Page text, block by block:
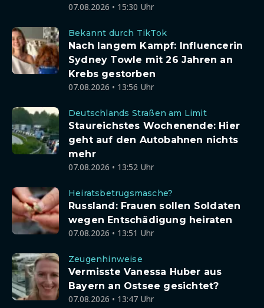
07.08.2026 • 15:30 Uhr
Bekannt durch TikTok
Nach langem Kampf: Influencerin
Sydney Towle mit 26 Jahren an
Krebs gestorben
07.08.2026 • 13:56 Uhr
Deutschlands Straßen am Limit
Staureichstes Wochenende: Hier
geht auf den Autobahnen nichts
mehr
07.08.2026 • 13:52 Uhr
Heiratsbetrugsmasche?
Russland: Frauen sollen Soldaten
wegen Entschädigung heiraten
07.08.2026 • 13:51 Uhr
Zeugenhinweise
Vermisste Vanessa Huber aus
Bayern an Ostsee gesichtet?
07.08.2026 • 13:47 Uhr